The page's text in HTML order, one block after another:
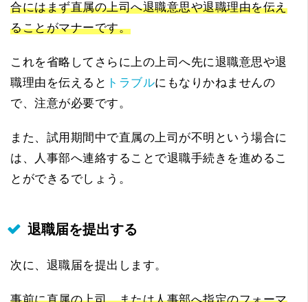
合にはまず直属の上司へ退職意思や退職理由を伝え
ることがマナーです。
これを省略してさらに上の上司へ先に退職意思や退
職理由を伝えると トラブルにもなりかねませんの
で、注意が必要です。
また、試用期間中で直属の上司が不明という場合に
は、人事部へ連絡することで退職手続きを進めるこ
とができるでしょう。
退職届を提出する
次に、退職届を提出します。